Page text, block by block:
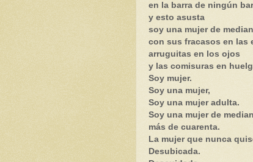
en la barra de ningún
y esto asusta
soy una mujer de
con sus fracasos en las
arruguitas en los ojos
y las comisuras en
Soy mujer.
Soy una mujer,
Soy una mujer adulta.
Soy una mujer de
más de cuarenta.
La mujer que nunca
Desubicada.